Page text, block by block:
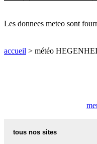
Les donnees meteo sont
accueil > météo
tous nos sites